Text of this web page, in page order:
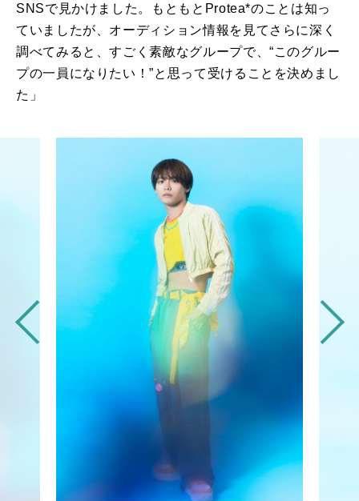
SNSで見かけました。もともと Protea*のことは知っ
ていましたが、オーディション情報を見てさらに深く
調べてみると、すごく素敵なグループで、“このグルー
プの一員になりたい！”と思って受けることを決めまし
た」